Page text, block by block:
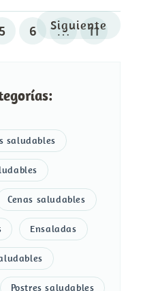
5 6 … 11
Siguiente
saludables
Cenas saludables
Ensaladas
Postres saludables